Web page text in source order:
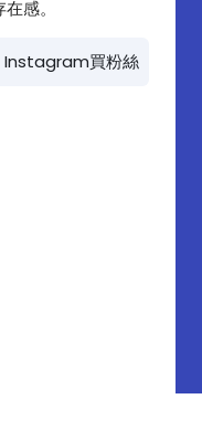
感。
Instagram買粉絲